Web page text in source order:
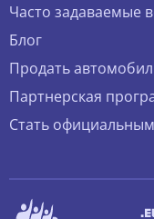
Часто задаваемые
Блог
Продать
Партнерская
Стать